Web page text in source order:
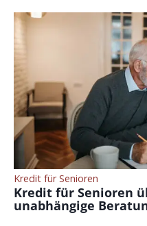
Kredit für Senioren
Kredit für Senioren
unabhängige